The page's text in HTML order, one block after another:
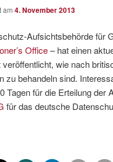
am 4. November 2013
Aufsichtsbehörde für
Office– hat einen
veröffentlicht, wie nach
zu behandeln sind.
Tagen für die Erteilung
für das deutsche